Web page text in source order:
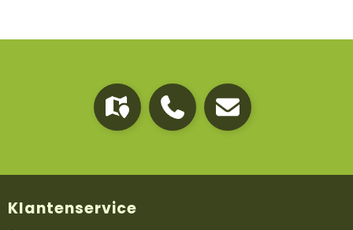
Klantenservice